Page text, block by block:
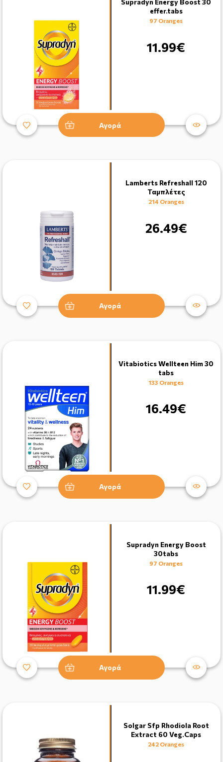
Supradyn Energy Boost 30
effer.tabs
97 Oranges
11.99€
Αγορά
Lamberts Refreshall 120
Ταμπλέτες
214 Oranges
26.49€
Αγορά
Vitabiotics Wellteen Him 30
tabs
133 Oranges
16.49€
Αγορά
Supradyn Energy Boost
30tabs
97 Oranges
11.99€
Αγορά
Solgar Sfp Rhodiola Root
Extract 60 Veg.Caps
242 Oranges